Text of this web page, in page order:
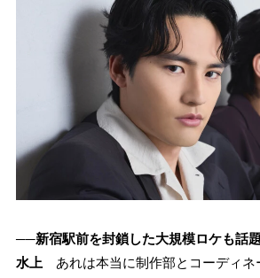
──新宿駅前を封鎖した大規模ロケも話題
水上 あれは本当に制作部とコーディネ